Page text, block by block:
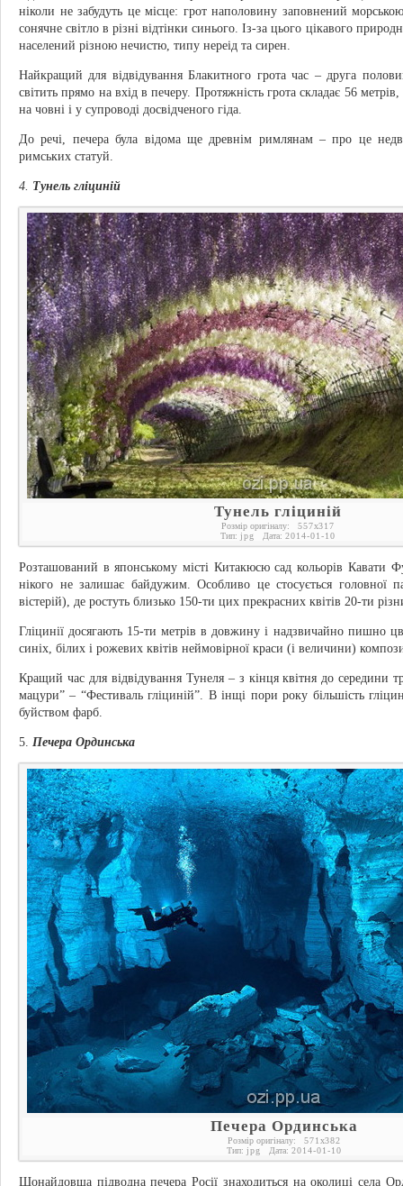
ніколи не забудуть це місце: грот наполовину заповнений
сонячне світло в різні відтінки синього. Із-за цього цікавого
населений різною нечистю, типу нереід та сирен.
Найкращий для відвідування Блакитного грота час – друга
світить прямо на вхід в печеру. Протяжність грота складає 56
на човні і у супроводі досвідченого гіда.
До речі, печера була відома ще древнім римлянам – про це
римських статуй.
4. Тунель гліциній
Тунель гліциній
Розмір оригіналу: 557x317
Тип: jpg Дата: 2014-01-10
Розташований в японському місті Китакюсю сад кольорів Кавати
нікого не залишає байдужим. Особливо це стосується головної
вістерій), де ростуть близько 150-ти цих прекрасних квітів 20-ти
Гліцинії досягають 15-ти метрів в довжину і надзвичайно пишно
синіх, білих і рожевих квітів неймовірної краси (і величини)
Кращий час для відвідування Тунеля – з кінця квітня до середини
мацури” – “Фестиваль гліциній”. В інщі пори року більшість
буйством фарб.
5. Печера Ординська
Печера Ординська
Розмір оригіналу: 571 x382
Тип: jpg Дата: 2014-01-10
Щонайдовша підводна печера Росії знаходиться на околиці села